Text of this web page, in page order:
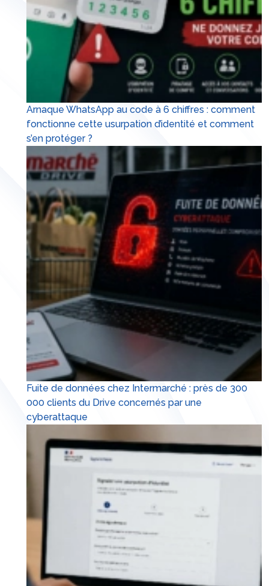
Arnaque WhatsApp au code à 6 chiffres : comment
fonctionne cette usurpation d’identité et comment
s’en protéger ?
Fuite de données chez Intermarché : près de 300
000 clients du Drive concernés par une
cyberattaque